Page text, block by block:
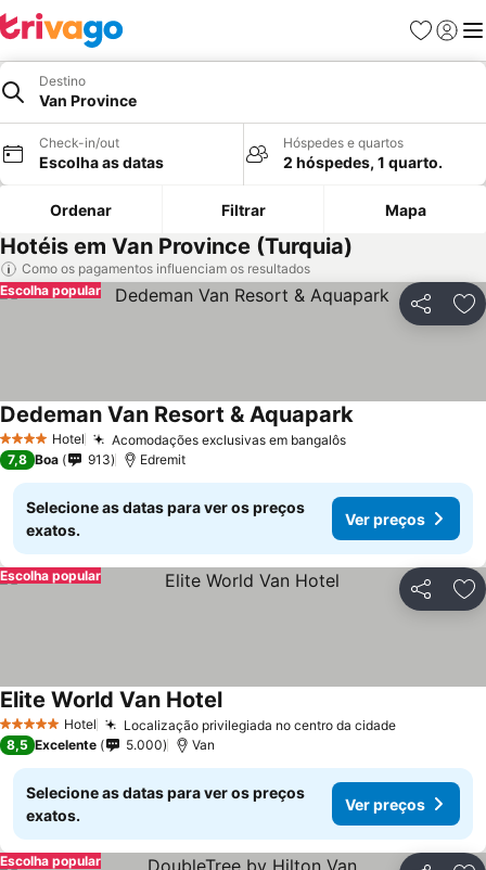
Favoritos
Iniciar
Destino
Van Province
Check-in/out
Escolha as datas
Hóspedes e quartos
2 hóspedes, 1 quarto.
Ordenar Filtrar Mapa
Hotéis em Van Province (Turquia)
Como os pagamentos influenciam os resultados
Partilhar
Escolha popular
4 EstrelasHotel Acomodações exclusivas em bangalôsVer preços
Dedeman Van Resort & AquaparkVer preços
7,8 Boa 913 Edremit
Selecione as datas para ver os preços
exatos.
Ver preços
Partilhar
Escolha popular
5 Estrelas Hotel Localização privilegiada no centro da cidadeVer preços
Elite World Van HotelVer preços
8,5 Excelente 5.000 Van
Selecione as datas para ver os preços
exatos.
Ver preços
Escolha popular